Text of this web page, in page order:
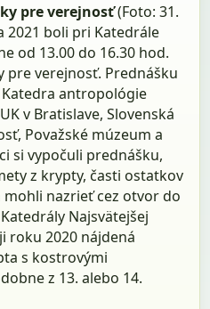
pre verejnosť(Foto: 31.
2021 boli pri Katedrále
od 13.00 do 16.30 hod.
verejnosť. Prednášku
antropológie
v Bratislave, Slovenská
Považské múzeum a
si vypočuli prednášku,
z krypty, časti ostatkov
nazrieť cez otvor do
Najsvätejšej
roku 2020 nájdená
s kostrovými
z 13. alebo 14.